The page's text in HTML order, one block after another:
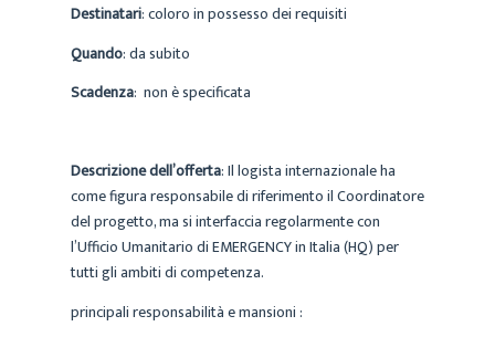
Destinatari: coloro in possesso dei requisiti
Quando: da subito
Scadenza: non è specificata
Descrizione dell’offerta: Il logista internazionale ha
come figura responsabile di riferimento il Coordinatore
del progetto, ma si interfaccia regolarmente con
l’Ufficio Umanitario di EMERGENCY in Italia (HQ) per
tutti gli ambiti di competenza.
principali responsabilità e mansioni :